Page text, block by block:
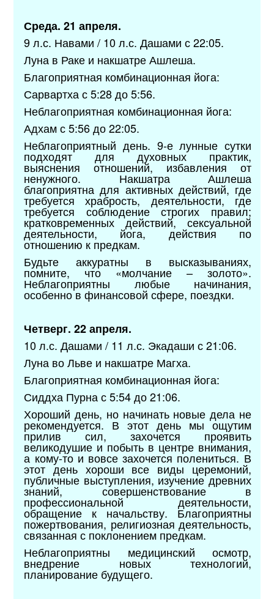
Среда. 21 апреля.
9 л.с. Навами / 10 л.с. Дашами с 22:05.
Луна в Раке и накшатре Ашлеша.
Благоприятная комбинационная йога:
Сарвартха с 5:28 до 5:56.
Неблагоприятная комбинационная йога:
Адхам с 5:56 до 22:05.
Неблагоприятный день. 9-е лунные сутки
подходят для духовных практик,
выяснения отношений, избавления от
ненужного. Накшатра Ашлеша
благоприятна для активных действий, где
требуется храбрость, деятельности, где
требуется соблюдение строгих правил;
кратковременных действий, сексуальной
деятельности, йога, действия по
отношению к предкам.
Будьте аккуратны в высказываниях,
помните, что «молчание – золото».
Неблагоприятны любые начинания,
особенно в финансовой сфере, поездки.
Четверг. 22 апреля.
10 л.с. Дашами / 11 л.с. Экадаши с 21:06.
Луна во Льве и накшатре Магха.
Благоприятная комбинационная йога:
Сиддха Пурна с 5:54 до 21:06.
Хороший день, но начинать новые дела не
рекомендуется. В этот день мы ощутим
прилив сил, захочется проявить
великодушие и побыть в центре внимания,
а кому-то и вовсе захочется полениться. В
этот день хороши все виды церемоний,
публичные выступления, изучение древних
знаний, совершенствование в
профессиональной деятельности,
обращение к начальству. Благоприятны
пожертвования, религиозная деятельность,
связанная с поклонением предкам.
Неблагоприятны медицинский осмотр,
внедрение новых технологий,
планирование будущего.